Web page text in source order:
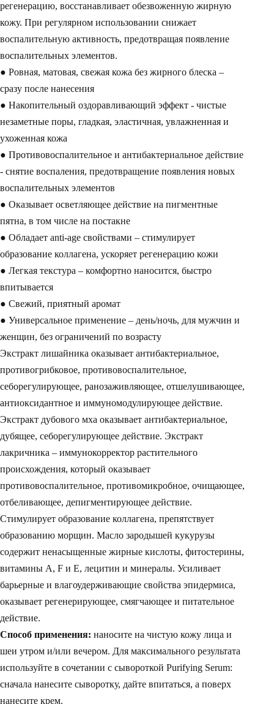
регенерацию, восстанавливает обезвоженную жирную
кожу. При регулярном использовании снижает
воспалительную активность, предотвращая появление
воспалительных элементов.
● Ровная, матовая, свежая кожа без жирного блеска –
сразу после нанесения
● Накопительный оздоравливающий эффект - чистые
незаметные поры, гладкая, эластичная, увлажненная и
ухоженная кожа
● Противовоспалительное и антибактериальное действие
- снятие воспаления, предотвращение появления новых
воспалительных элементов
● Оказывает осветляющее действие на пигментные
пятна, в том числе на постакне
● Обладает anti-age свойствами – стимулирует
образование коллагена, ускоряет регенерацию кожи
● Легкая текстура – комфортно наносится, быстро
впитывается
● Свежий, приятный аромат
● Универсальное применение – день/ночь, для мужчин и
женщин, без ограничений по возрасту
Экстракт лишайника оказывает антибактериальное,
противогрибковое, противовоспалительное,
себорегулирующее, ранозаживляющее, отшелушивающее,
антиоксидантное и иммуномодулирующее действие.
Экстракт дубового мха оказывает антибактериальное,
дубящее, себорегулирующее действие. Экстракт
лакричника – иммунокорректор растительного
происхождения, который оказывает
противовоспалительное, противомикробное, очищающее,
отбеливающее, депигментирующее действие.
Стимулирует образование коллагена, препятствует
образованию морщин. Масло зародышей кукурузы
содержит ненасыщенные жирные кислоты, фитостерины,
витамины А, F и E, лецитин и минералы. Усиливает
барьерные и влагоудерживающие свойства эпидермиса,
оказывает регенерирующее, смягчающее и питательное
действие.
Способ применения: наносите на чистую кожу лица и
шеи утром и/или вечером. Для максимального результата
используйте в сочетании с сывороткой Purifying Serum:
сначала нанесите сыворотку, дайте впитаться, а поверх
нанесите крем.